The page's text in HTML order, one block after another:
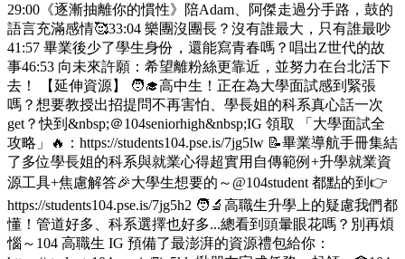
29:00《逐漸抽離你的慣性》陪Adam、阿傑走過分手路，鼓的
語言充滿感情🥰33:04 樂團沒團長？沒有誰最大，只有誰最吵
41:57 畢業後少了學生身份，還能寫青春嗎？唱出Z世代的故
事46:53 向未來許願：希望離粉絲更靠近，並努力在台北活下
去！ 【延伸資源】 🧑‍🎓高中生！正在為大學面試感到緊張
嗎？想要教授出招提問不再害怕、學長姐的科系真心話一次
get？快到&nbsp;＠104seniorhigh&nbsp;IG 領取 「大學面試全
攻略」🔥：https://students104.pse.is/7jg5lw 📝畢業導航手冊集結
了多位學長姐的科系與就業心得超實用自傳範例+升學就業資
源工具+焦慮解答🎉大學生想要的～@104student 都點的到👉
https://students104.pse.is/7jg5h2 🧑‍🔬高職生升學上的疑慮我們都
懂！管道好多、科系選擇也好多...總看到頭暈眼花嗎？別再煩
惱～104 高職生 IG 預備了最澎湃的資源禮包給你：